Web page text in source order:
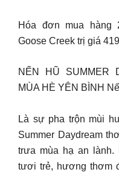
Hóa đơn mua hàng
Goose Creek trị giá
NẾN HŨ SUMMER
MÙA HÈ YÊN BÌNH
Là sự pha trộn mùi
Summer Daydream
trưa mùa hạ an lành.
tươi trẻ, hương thơm